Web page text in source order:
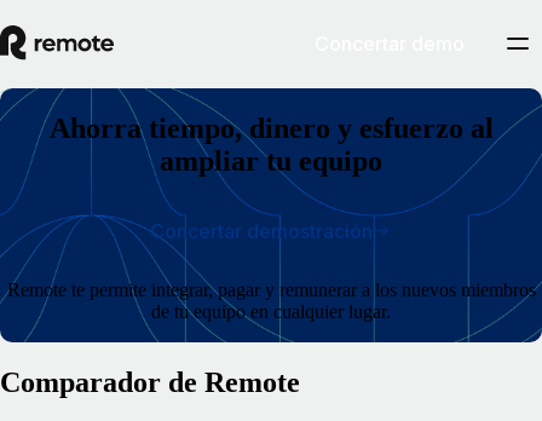
Ahorra tiempo, dinero y esfuerzo al
ampliar tu equipo
Remote te permite integrar, pagar y remunerar a los nuevos miembros
de tu equipo en cualquier lugar.
Concertar demostración
Comparador de Remote